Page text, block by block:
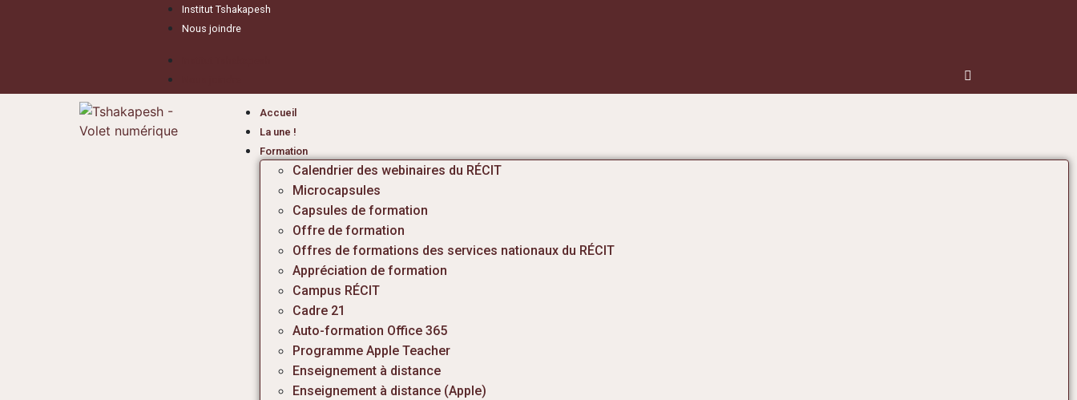
Institut Tshakapesh
Nous joindre
Accueil
La une !
Formation
Calendrier des webinaires du RÉCIT
Microcapsules
Capsules de formation
Offre de formation
Offres de formations des services nationaux du RÉCIT
Appréciation de formation
Campus RÉCIT
Cadre 21
Auto-formation Office 365
Programme Apple Teacher
Enseignement à distance
Enseignement à distance (Apple)